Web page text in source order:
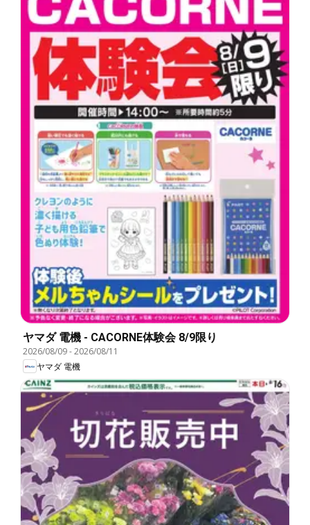
ヤマダ 電機 - CACORNE体験会 8/9限り
2026/08/09-2026/08/11
ヤマダ 電機